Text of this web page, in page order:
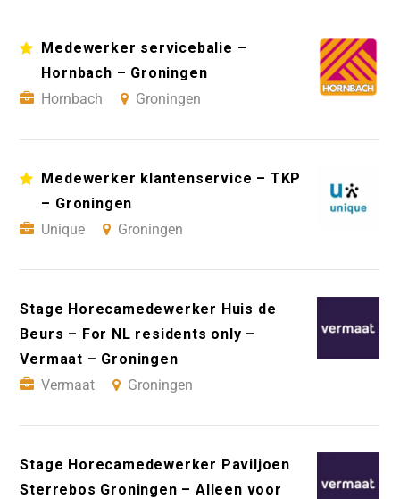
Medewerker servicebalie –
Hornbach – Groningen
Hornbach
Groningen
Medewerker klantenservice – TKP
– Groningen
Unique
Groningen
Stage Horecamedewerker Huis de
Beurs – For NL residents only –
Vermaat – Groningen
Vermaat
Groningen
Stage Horecamedewerker Paviljoen
Sterrebos Groningen – Alleen voor